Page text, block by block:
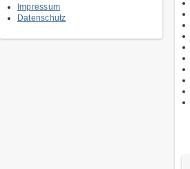
Impressum
Datenschutz